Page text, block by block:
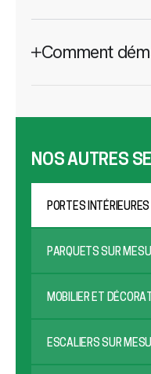
Comment
NOS AUTRES
PORTES
PARQUETS SUR
MOBILIER ET
ESCALIERS SUR